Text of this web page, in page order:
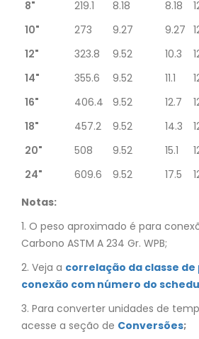
8"
219.1 8.18 8.18
10"
273 9.27 9.27
12"
323.8 9.52 10.3
14"
355.6 9.52 11.1
16"
406.4 9.52 12.7
18"
457.2 9.52 14.3
20"
508 9.52 15.1
24"
609.6 9.52 17.5
Notas:
1. O peso aproximado é para
Carbono ASTM A 234 Gr. WPB;
2. Veja a correlação da classe de
conexão com número do
3. Para converter unidades de
acesse a seção de Conversões;